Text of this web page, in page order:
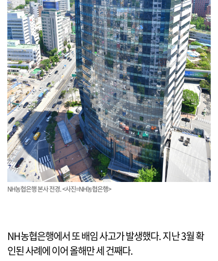
NH농협은행 본사 전경. <사진=NH농협은행>
NH농협은행에서 또 배임 사고가 발생했다. 지난 3월 확
인된 사례에 이어 올해만 세 건째다.